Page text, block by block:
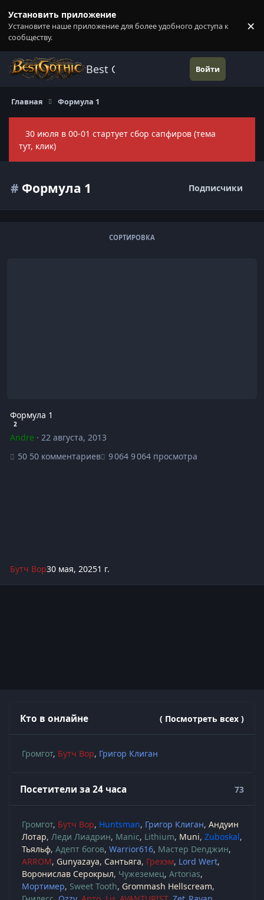
Установить приложение
Установите наше приложение для более удобного доступа к
сообществу.
×
Best Gothic Forums Войти
Главная Формула 1
30 июля в 00-01 стартует сбор сапфиров (тема
тут, клик)
# Формула 1 Подписчики
СОРТИРОВКА
Формула 1
2
Andre · 22 августа, 2013
50 комментариев
9 064 просмотра
Бутч Вор30 мая, 20251 г.
Кто в онлайне ( Посмотреть всех )
Громгот Бутч Вор Григор Клиган
Посетители за 24 часа 73
Громгот Бутч Вор Huntsman Григор Клиган Андуин
Лотар Леди Лиадрин Manic Lithium Muni Zuboskal
Тьяльф Адепт богов Warrior616 Мастер Denджин
ARROM Gunyazaya Сантьяга Грехэм Lord Wert
Воронислав Серокрыл Чужеземец Artorias
Мортимер Sweet Tooth Grommash Hellscream